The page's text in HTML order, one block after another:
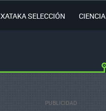
XATAKA SELECCIÓN CIENCIA